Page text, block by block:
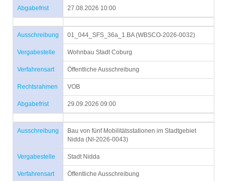
Abgabefrist 27.08.2026 10:00
Ausschreibung 01_044_SFS_36a_1.BA (WBSCO-2026-0032)
Vergabestelle Wohnbau Stadt Coburg
Verfahrensart Öffentliche Ausschreibung
Rechtsrahmen VOB
Abgabefrist 29.09.2026 09:00
Ausschreibung
Bau von fünf Mobilitätsstationen im Stadtgebiet
Nidda (NI-2026-0043)
Vergabestelle Stadt Nidda
Verfahrensart Öffentliche Ausschreibung